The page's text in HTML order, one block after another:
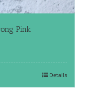
Pink
Details